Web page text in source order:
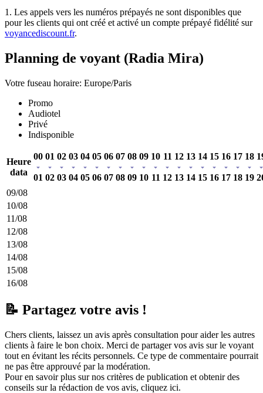
1. Les appels vers les numéros prépayés ne sont disponibles que
pour les clients qui ont créé et activé un compte prépayé fidélité sur
voyancediscount.fr.
Planning de voyant (Radia Mira)
Votre fuseau horaire: Europe/Paris
Promo
Audiotel
Privé
Indisponible
Heure
data
00
01
01
02
02
03
03
04
04
05
05
06
06
07
07
08
08
09
09
10
10
11
11
12
12
13
13
14
14
15
15
16
16
17
17
18
18
19
09/08
10/08
11/08
12/08
13/08
14/08
15/08
16/08
📝 Partagez votre avis !
Chers clients, laissez un avis après consultation pour aider les autres
clients à faire le bon choix. Merci de partager vos avis sur le voyant
tout en évitant les récits personnels. Ce type de commentaire pourrait
ne pas être approuvé par la modération.
Pour en savoir plus sur nos critères de publication et obtenir des
conseils sur la rédaction de vos avis, cliquez ici.